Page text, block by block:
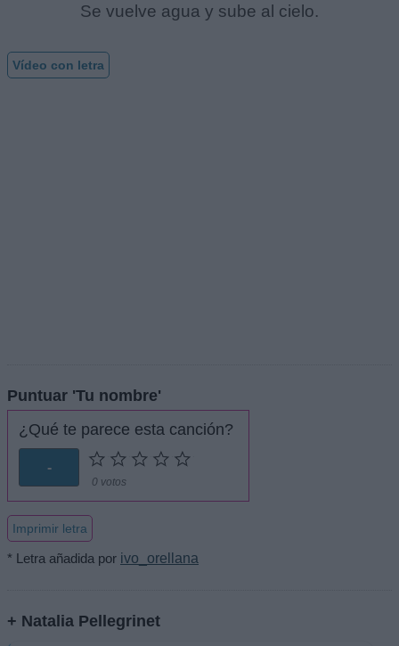
Se vuelve agua y sube al cielo.
Vídeo con letra
Puntuar 'Tu nombre'
¿Qué te parece esta canción?
-
0 votos
Imprimir letra
* Letra añadida por ivo_orellana
+ Natalia Pellegrinet